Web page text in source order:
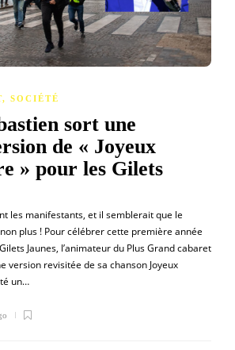
, SOCIÉTÉ
sort une
de « Joyeux
» pour les Gilets
les manifestants, et il semblerait que le
plus ! Pour célébrer cette première année
Jaunes, l’animateur du Plus Grand cabaret
version revisitée de sa chanson Joyeux
un…